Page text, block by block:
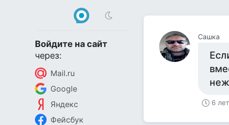
Войдите на сайт
через:
Mail.ru
Google
Яндекс
Фейсбук
Сашка
6 лет